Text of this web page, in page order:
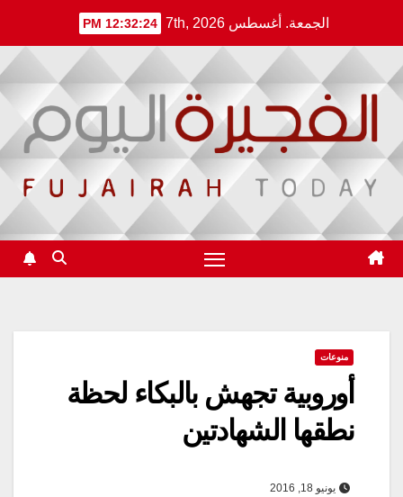
content
الجمعة. أغسطس 7th, 2026 12:32:24 PM
منوعات
أوروبية تجهش بالبكاء لحظة
نطقها الشهادتين
يونيو 18, 2016